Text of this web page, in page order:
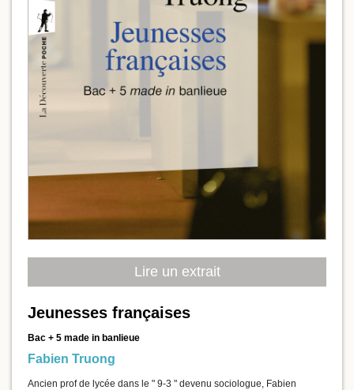
Lire un extrait
Jeunesses françaises
Bac + 5 made in banlieue
Fabien Truong
Ancien prof de lycée dans le " 9-3 " devenu sociologue, Fabien